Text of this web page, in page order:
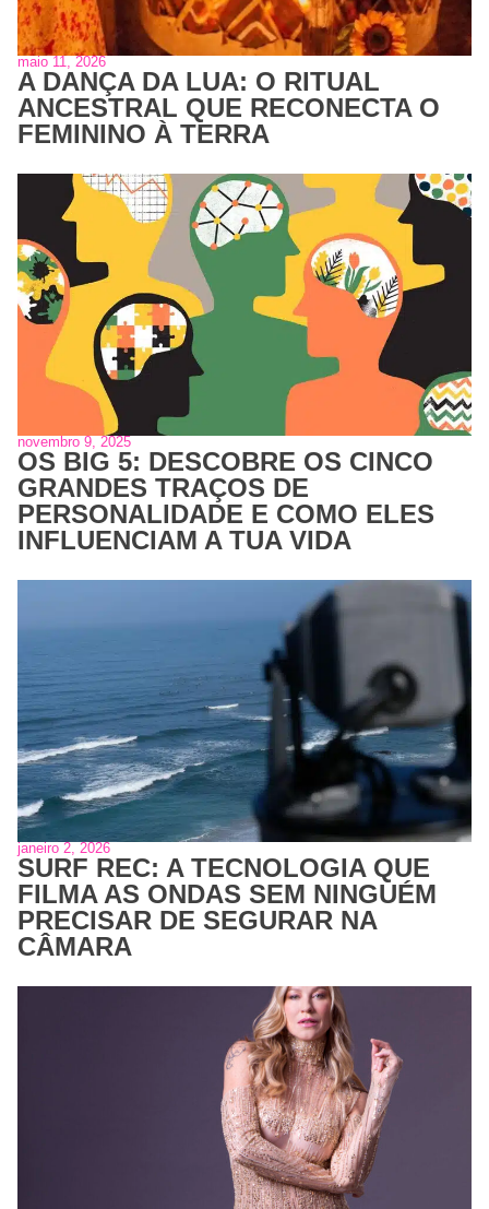
maio 11, 2026
A DANÇA DA LUA: O RITUAL
ANCESTRAL QUE RECONECTA O
FEMININO À TERRA
novembro 9, 2025
OS BIG 5: DESCOBRE OS CINCO
GRANDES TRAÇOS DE
PERSONALIDADE E COMO ELES
INFLUENCIAM A TUA VIDA
janeiro 2, 2026
SURF REC: A TECNOLOGIA QUE
FILMA AS ONDAS SEM NINGUÉM
PRECISAR DE SEGURAR NA
CÂMARA